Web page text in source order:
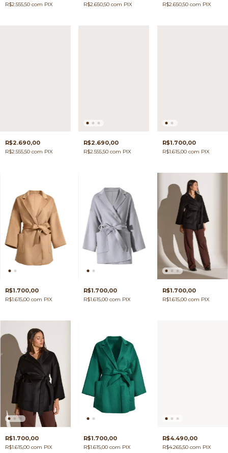
R$2.555,50 com PIX R$2.650,50com PIX R$2.650,50 com PIX
R$2.690,00
R$2.555,50 com PIX
R$2.690,00
R$2.555,50com PIX
R$1.700,00
R$1.615,00 com PIX
R$1.700,00
R$1.615,00 com PIX
R$1.700,00
R$1.615,00com PIX
R$1.700,00
R$1.615,00 com PIX
R$1.700,00
R$1.615,00 com PIX
R$1.700,00
R$1.615,00com PIX
R$4.490,00
R$4.265,50 com PIX